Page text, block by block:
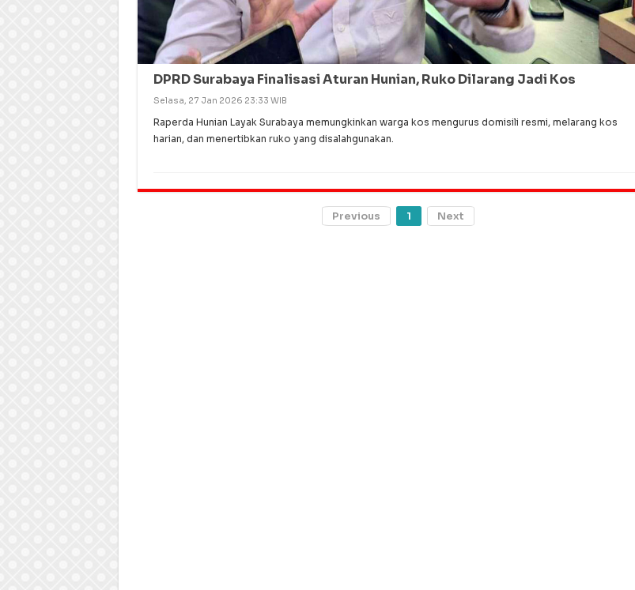
DPRD Surabaya Finalisasi Aturan Hunian, Ruko Dilarang Jadi Kos
Selasa, 27 Jan 2026 23:33 WIB
Raperda Hunian Layak Surabaya memungkinkan warga kos mengurus domisili resmi, melarang kos
harian, dan menertibkan ruko yang disalahgunakan.
Previous 1 Next